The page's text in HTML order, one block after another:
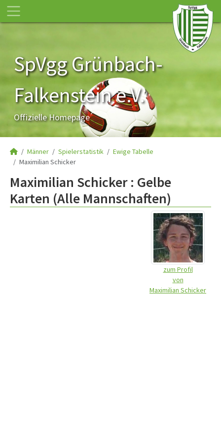
SpVgg Grünbach-
Falkenstein e.V.
Offizielle Homepage
Männer Spielerstatistik
Ewige Tabelle
Maximilian Schicker
Maximilian Schicker : Gelbe
Karten (Alle Mannschaften)
zum Profil
von
Maximilian Schicker